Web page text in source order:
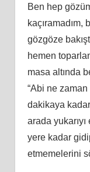
Ben hep
gözgöze
hemen
masa altında
“Abi ne zaman
dakikaya
arada
yere kadar
etmemelerini